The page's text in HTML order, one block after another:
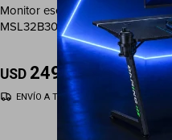
Monitor esencial de 32"
MSL32B300N con diseño sin
USD 249 USD224
ENVÍO A TODO EL PAÍS